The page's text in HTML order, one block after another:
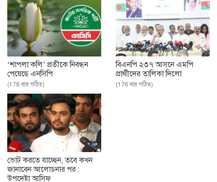
‘শাপলা কলি’ প্রতীকে নিবন্ধন
পেয়েছে এনসিপি ‌
(176 বার পঠিত)
বিএনপি ২৩৭ আসনে এমপি
প্রার্থীদের তালিকা দিলো
(176 বার পঠিত)
ভোট করতে যাচ্ছেন, তবে কখন
জানাবেন আলোচনার পর :
উপদেষ্টা আসিফ